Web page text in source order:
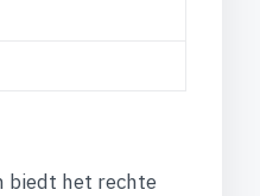
biedt het rechte